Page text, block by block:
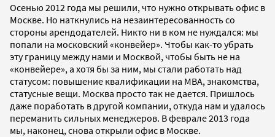
Осенью 2012 года мы решили, что нужно открывать офис в
Москве. Но наткнулись на незаинтересованность со
стороны арендодателей. Никто ни в ком не нуждался: мы
попали на московский «конвейер». Чтобы как-то убрать
эту границу между нами и Москвой, чтобы быть не на
«конвейере», а хотя бы за ним, мы стали работать над
статусом: повышение квалификации на MBA, знакомства,
статусные вещи. Москва просто так не дается. Пришлось
даже поработать в другой компании, откуда нам и удалось
переманить сильных менеджеров. В феврале 2013 года
мы, наконец, снова открыли офис в Москве.